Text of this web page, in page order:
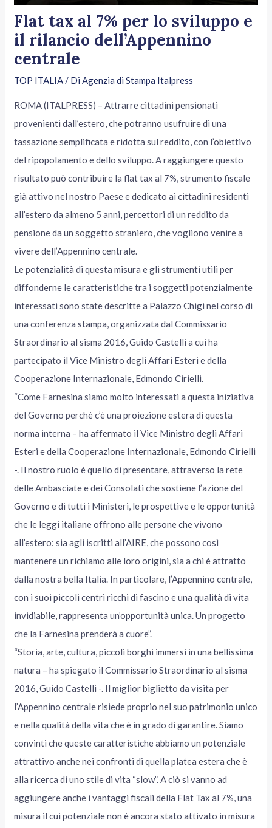
Flat tax al 7% per lo sviluppo e
il rilancio dell’Appennino
centrale
TOP ITALIA/ DiAgenzia di Stampa Italpress
ROMA (ITALPRESS) – Attrarre cittadini pensionati
provenienti dall’estero, che potranno usufruire di una
tassazione semplificata e ridotta sul reddito, con l’obiettivo
del ripopolamento e dello sviluppo. A raggiungere questo
risultato può contribuire la flat tax al 7%, strumento fiscale
già attivo nel nostro Paese e dedicato ai cittadini residenti
all’estero da almeno 5 anni, percettori di un reddito da
pensione da un soggetto straniero, che vogliono venire a
vivere dell’Appennino centrale.
Le potenzialità di questa misura e gli strumenti utili per
diffonderne le caratteristiche tra i soggetti potenzialmente
interessati sono state descritte a Palazzo Chigi nel corso di
una conferenza stampa, organizzata dal Commissario
Straordinario al sisma 2016, Guido Castelli a cui ha
partecipato il Vice Ministro degli Affari Esteri e della
Cooperazione Internazionale, Edmondo Cirielli.
“Come Farnesina siamo molto interessati a questa iniziativa
del Governo perchè c’è una proiezione estera di questa
norma interna – ha affermato il Vice Ministro degli Affari
Esteri e della Cooperazione Internazionale, Edmondo Cirielli
-. Il nostro ruolo è quello di presentare, attraverso la rete
delle Ambasciate e dei Consolati che sostiene l’azione del
Governo e di tutti i Ministeri, le prospettive e le opportunità
che le leggi italiane offrono alle persone che vivono
all’estero: sia agli iscritti all’AIRE, che possono così
mantenere un richiamo alle loro origini, sia a chi è attratto
dalla nostra bella Italia. In particolare, l’Appennino centrale,
con i suoi piccoli centri ricchi di fascino e una qualità di vita
invidiabile, rappresenta un’opportunità unica. Un progetto
che la Farnesina prenderà a cuore”.
“Storia, arte, cultura, piccoli borghi immersi in una bellissima
natura – ha spiegato il Commissario Straordinario al sisma
2016, Guido Castelli -. Il miglior biglietto da visita per
l’Appennino centrale risiede proprio nel suo patrimonio unico
e nella qualità della vita che è in grado di garantire. Siamo
convinti che queste caratteristiche abbiamo un potenziale
attrattivo anche nei confronti di quella platea estera che è
alla ricerca di uno stile di vita “slow”. A ciò si vanno ad
aggiungere anche i vantaggi fiscali della Flat Tax al 7%, una
misura il cui potenziale non è ancora stato attivato in misura